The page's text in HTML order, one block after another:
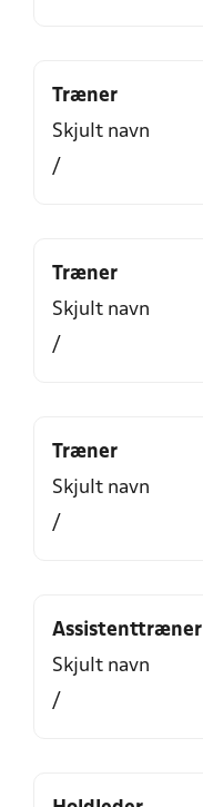
Træner
Skjult navn
/
Træner
Skjult navn
/
Træner
Skjult navn
/
Assistenttræner
Skjult navn
/